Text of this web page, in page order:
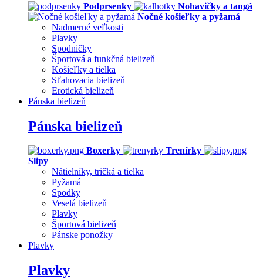
Podprsenky
Nohavičky a tangá
Nočné košieľky a pyžamá
Nadmerné veľkosti
Plavky
Spodničky
Športová a funkčná bielizeň
Košieľky a tielka
Sťahovacia bielizeň
Erotická bielizeň
Pánska bielizeň
Pánska bielizeň
Boxerky
Trenírky
Slipy
Nátielníky, tričká a tielka
Pyžamá
Spodky
Veselá bielizeň
Plavky
Športová bielizeň
Pánske ponožky
Plavky
Plavky